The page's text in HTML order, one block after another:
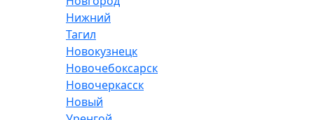
Нижний
Тагил
Новокузнецк
Новочебоксарск
Новочеркасск
Новый